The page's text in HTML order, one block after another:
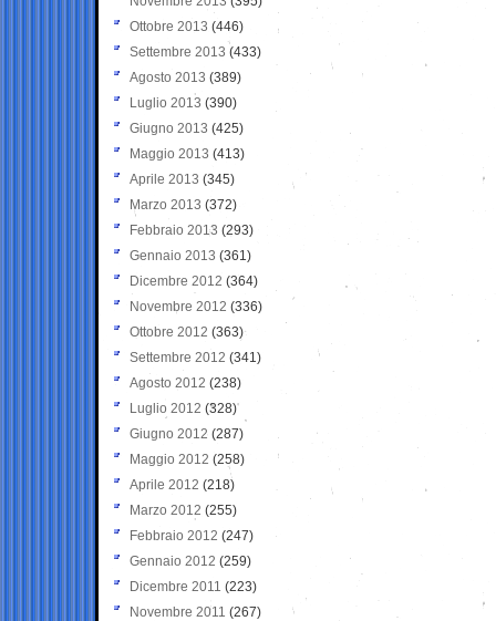
Ottobre 2013 (446)
Settembre 2013 (433)
Agosto 2013 (389)
Luglio 2013 (390)
Giugno 2013 (425)
Maggio 2013 (413)
Aprile 2013 (345)
Marzo 2013 (372)
Febbraio 2013 (293)
Gennaio 2013 (361)
Dicembre 2012 (364)
Novembre 2012 (336)
Ottobre 2012 (363)
Settembre 2012 (341)
Agosto 2012 (238)
Luglio 2012 (328)
Giugno 2012 (287)
Maggio 2012 (258)
Aprile 2012 (218)
Marzo 2012 (255)
Febbraio 2012 (247)
Gennaio 2012 (259)
Dicembre 2011 (223)
Novembre 2011 (267)